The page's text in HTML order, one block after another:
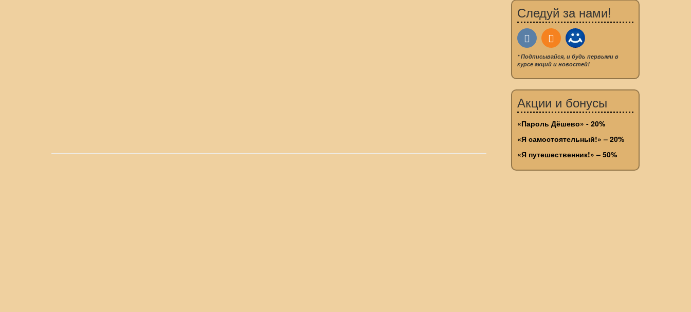
Следуй за нами!
* Подписывайся, и будь первыми в
курсе акций и новостей!
Акции и бонусы
«Пароль Дёшево» - 20%
«Я самостоятельный!» – 20%
«Я путешественник!» – 50%